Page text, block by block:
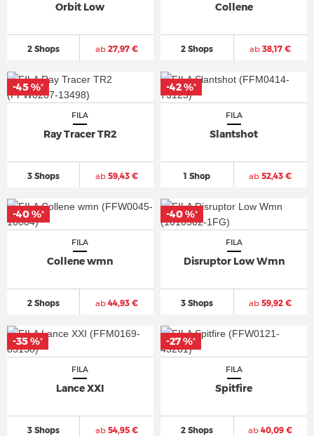
Orbit Low
2 Shops ab27,97 €
Collene
2 Shops ab 38,17 €
FILA
Ray Tracer TR2
3 Shops ab59,43 €
-45 %*
FILA
Slantshot
1 Shop ab 52,43 €
-42 %*
FILA
Collene wmn
2 Shops ab44,93 €
-40 %*
FILA
Disruptor Low Wmn
3 Shops ab 59,92 €
-40 %*
FILA
Lance XXI
3 Shops ab54,95 €
-35 %*
FILA
Spitfire
2 Shops ab 40,09 €
-27 %*